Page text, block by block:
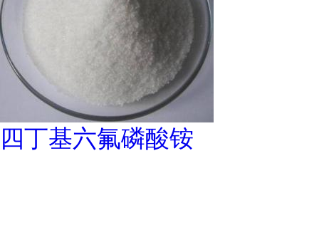
四丁基六氟磷酸铵